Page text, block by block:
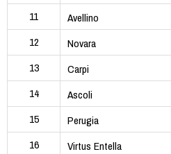
11
Avellino
12
Novara
13
Carpi
14
Ascoli
15
Perugia
16
Virtus Entella